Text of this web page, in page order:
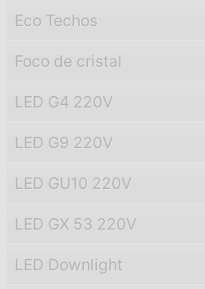
Eco Techos
Foco de cristal
LED G4 220V
LED G9 220V
LED GU10 220V
LED GX 53 220V
LED Downlight